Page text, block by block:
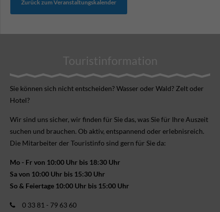
Zurück zum Veranstaltungskalender
Touristinformation
Sie können sich nicht ent­scheiden? Wasser oder Wald? Zelt oder
Hotel?
Wir sind uns sicher, wir finden für Sie das, was Sie für Ihre Aus­zeit
suchen und brauchen. Ob aktiv, ent­spannend oder erlebnis­reich.
Die Mitarbeiter der Touristinfo sind gern für Sie da:
Mo - Fr von 10:00 Uhr bis 18:30 Uhr
Sa von 10:00 Uhr bis 15:30 Uhr
So & Feiertage 10:00 Uhr bis 15:00 Uhr
0 33 81 - 79 63 60